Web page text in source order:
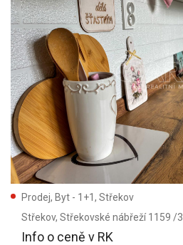
Prodej, Byt - 1+1, Střekov
Střekov, Střekovské nábřeží 1159 /3
Info o ceně v RK